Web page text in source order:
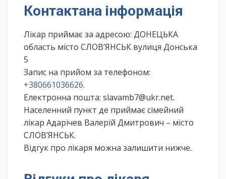
Контактана інформація
Лікар приймає за адресою: ДОНЕЦЬКА
область місто СЛОВ’ЯНСЬК вулиця Донська
5
Запис на прийом за телефоном:
+380661036626.
Електронна пошта: slavamb7@ukr.net.
Населенний пункт де приймає сімейний
лікар Адарічев Валерій Дмитрович – місто
СЛОВ’ЯНСЬК.
Відгук про лікаря можна залишити нижче.